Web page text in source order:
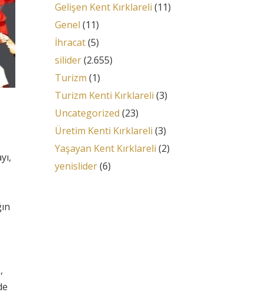
Gelişen Kent Kırklareli (11)
Genel (11)
İhracat(5)
silider(2.655)
Turizm (1)
Turizm Kenti Kırklareli (3)
Uncategorized (23)
Üretim Kenti Kırklareli (3)
Yaşayan Kent Kırklareli (2)
yenislider(6)